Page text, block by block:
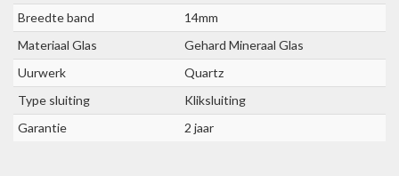
Breedte band
14mm
Materiaal Glas
Gehard Mineraal Glas
Uurwerk
Quartz
Type sluiting
Kliksluiting
Garantie
2 jaar